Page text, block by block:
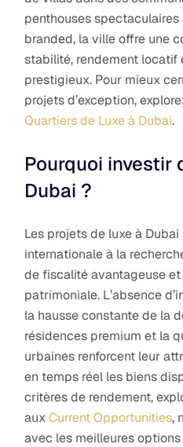
penthouses
branded, la ville offre une
stabilité, rendement locatif
prestigieux. Pour mieux
projets d’exception,
Quartiers de Luxe à Dubai.
Pourquoi investir
Dubai ?
Les projets de luxe à
internationale à la
de fiscalité avantageuse
patrimoniale. L’absence
la hausse constante de la
résidences premium et la
urbaines renforcent leur
en temps réel les biens
critères de rendement,
auxCurrent Opportunities,
avec les meilleures